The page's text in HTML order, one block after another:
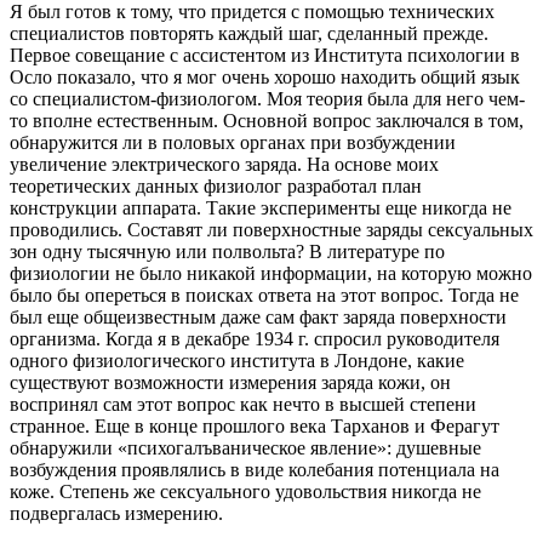
Я был готов к тому, что придется с помощью технических
специалистов повторять каждый шаг, сделанный прежде.
Первое совещание с ассистентом из Института психологии в
Осло показало, что я мог очень хорошо находить общий язык
со специалистом-физиологом. Моя теория была для него чем-
то вполне естественным. Основной вопрос заключался в том,
обнаружится ли в половых органах при возбуждении
увеличение электрического заряда. На основе моих
теоретических данных физиолог разработал план
конструкции аппарата. Такие эксперименты еще никогда не
проводились. Составят ли поверхностные заряды сексуальных
зон одну тысячную или полвольта? В литературе по
физиологии не было никакой информации, на которую можно
было бы опереться в поисках ответа на этот вопрос. Тогда не
был еще общеизвестным даже сам факт заряда поверхности
организма. Когда я в декабре 1934 г. спросил руководителя
одного физиологического института в Лондоне, какие
существуют возможности измерения заряда кожи, он
воспринял сам этот вопрос как нечто в высшей степени
странное. Еще в конце прошлого века Тарханов и Ферагут
обнаружили «психогалъваническое явление»: душевные
возбуждения проявлялись в виде колебания потенциала на
коже. Степень же сексуального удовольствия никогда не
подвергалась измерению.